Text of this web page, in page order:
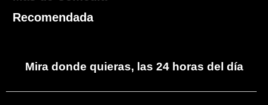
Recomendada
Mira donde quieras, las 24 horas del día